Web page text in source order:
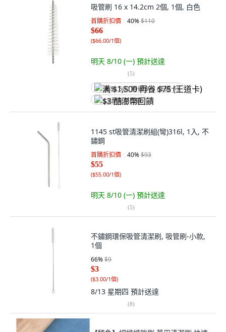
吸管刷 16 x 14.2cm 2個, 1個, 白色
首購折扣價 40%$110
$66
($66.00/1個)
明天 8/10 (一) 預計送達
(5)
满 $1,500 再省 $75 (王道卡)
$3 酷澎幣回饋
1145 st吸管清潔刷組(彎)316l, 1入, 不
鏽鋼
首購折扣價 40%$93
$55
($55.00/1個)
明天 8/10 (一) 預計送達
(5)
不鏽鋼環保吸管清潔刷, 吸管刷-小款,
1個
66%$9
$3
($3.00/1個)
8/13 星期四 預計送達
(8)